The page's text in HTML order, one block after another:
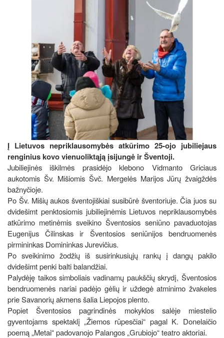
Į Lietuvos nepriklausomybės atkūrimo 25-ojo jubiliejaus
renginius kovo vienuoliktąją įsijungė ir Šventoji.
Jubiliejinės iškilmės prasidėjo klebono Vidmanto Griciaus
aukotomis Šv. Mišiomis Švč. Mergelės Marijos Jūrų žvaigždės
bažnyčioje.
Po Šv. Mišių aukos šventojiškiai susibūrė šventoriuje. Čia juos su
dvidešimt penktosiomis jubiliejinėmis Lietuvos nepriklausomybės
atkūrimo metinėmis sveikino Šventosios seniūno pavaduotojas
Eugenijus Čilinskas ir Šventosios seniūnijos bendruomenės
pirmininkas Domininkas Jurevičius.
Po sveikinimo žodžių iš susirinkusiųjų rankų į dangų pakilo
dvidešimt penki balti balandžiai.
Palydėję taikos simboliais vadinamų paukščių skrydį, Šventosios
bendruomenės nariai padėjo gėlių ir uždegė atminimo žvakeles
prie Savanorių akmens šalia Liepojos plento.
Popiet Šventosios pagrindinės mokyklos salėje miestelio
gyventojams spektaklį „Žiemos rūpesčiai“ pagal K. Donelaičio
poemą „Metai“ padovanojo Palangos „Grubiojo“ teatro aktoriai.